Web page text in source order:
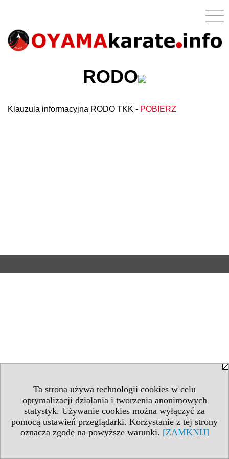
Ta strona używa technologii cookies w celu
optymalizacji działania i tworzenia anonimowych
statystyk. Używanie cookies można wyłączyć za
pomocą ustawień przeglądarki. Korzystanie z tej strony
oznacza zgodę na powyższe warunki. [ZAMKNIJ]
RODO
Klauzula informacyjna RODO TKK - POBIERZ